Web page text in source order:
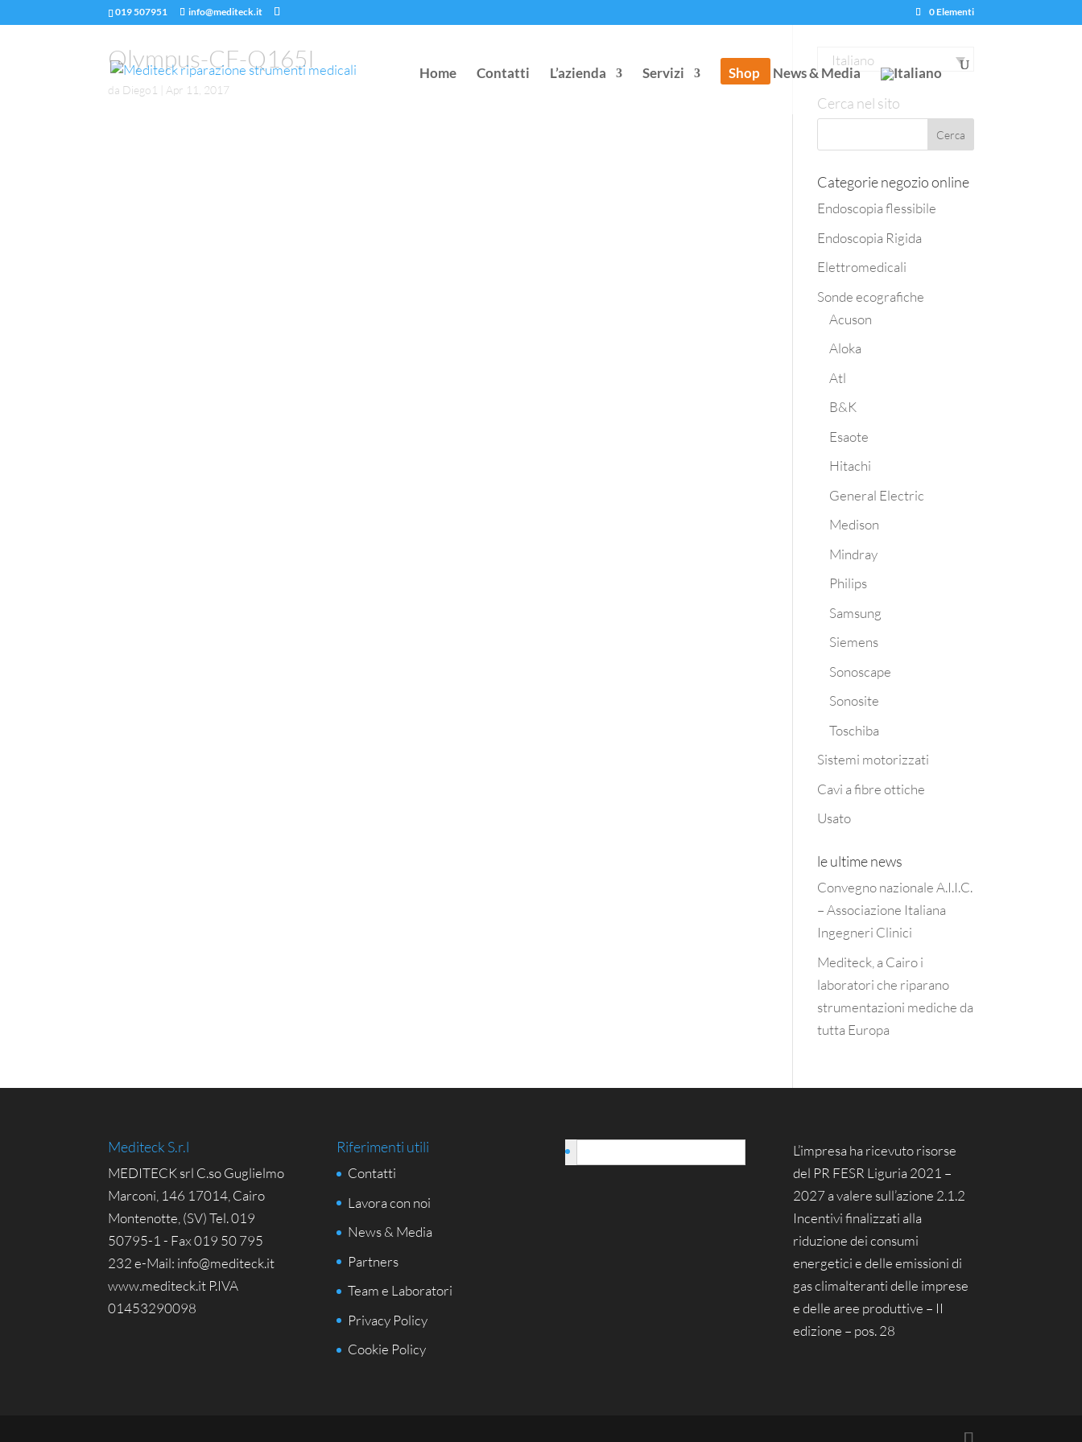
019 507951 info@mediteck.it 0 Elementi
Home Contatti L’azienda Servizi Shop News & Media
Olympus-CF-Q165I
da Diego1 Apr 11, 2017
Italiano
Cerca nel sito
Categorie negozio online
Endoscopia flessibile
Endoscopia Rigida
Elettromedicali
Sonde ecografiche
Acuson
Aloka
Atl
B&K
Esaote
Hitachi
General Electric
Medison
Mindray
Philips
Samsung
Siemens
Sonoscape
Sonosite
Toschiba
Sistemi motorizzati
Cavi a fibre ottiche
Usato
le ultime news
Convegno nazionale A.I.I.C.
– Associazione Italiana
Ingegneri Clinici
Mediteck, a Cairo i
laboratori che riparano
strumentazioni mediche da
tutta Europa
Mediteck S.r.l
MEDITECK srl C.so Guglielmo
Marconi, 146 17014, Cairo
Montenotte, (SV) Tel. 019
50795-1 - Fax 019 50 795
232 e-Mail: info@mediteck.it
www.mediteck.it P.IVA
01453290098
Riferimenti utili
Contatti
Lavora con noi
News & Media
Partners
Team e Laboratori
Privacy Policy
Cookie Policy
L’impresa ha ricevuto risorse
del PR FESR Liguria 2021 –
2027 a valere sull’azione 2.1.2
Incentivi finalizzati alla
riduzione dei consumi
energetici e delle emissioni di
gas climalteranti delle imprese
e delle aree produttive – II
edizione – pos. 28